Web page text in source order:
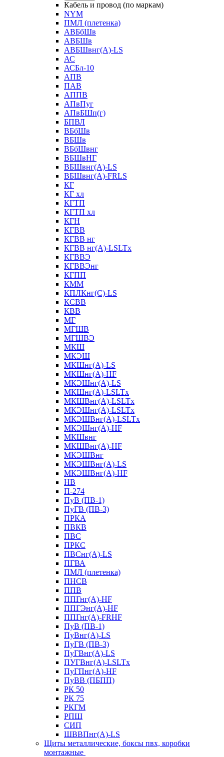
Кабель и провод (по маркам)
NYM
ПМЛ (плетенка)
АВБбШв
АВБШв
АВБШвнг(А)-LS
АС
АСБл-10
АПВ
ПАВ
АППВ
АПвПуг
АПвБШп(г)
БПВЛ
ВБбШв
ВБШв
ВБбШвнг
ВБШвНГ
ВБШвнг(А)-LS
ВБШвнг(А)-FRLS
КГ
КГ хл
КГТП
КГТП хл
КГН
КГВВ
КГВВ нг
КГВВ нг(А)-LSLTx
КГВВЭ
КГВВЭнг
КГПП
КММ
КПЛКнг(C)-LS
КСВВ
КВВ
МГ
МГШВ
МГШВЭ
МКШ
МКЭШ
МКШнг(А)-LS
МКШнг(А)-HF
МКЭШнг(А)-LS
МКШнг(А)-LSLTx
МКШВнг(A)-LSLTx
МКЭШнг(А)-LSLTx
МКЭШВнг(A)-LSLTx
МКЭШнг(А)-HF
МКШвнг
МКШВнг(А)-HF
МКЭШВнг
МКЭШВнг(А)-LS
МКЭШВнг(А)-HF
НВ
П-274
ПуВ (ПВ-1)
ПуГВ (ПВ-3)
ПРКА
ПВКВ
ПВС
ПРКС
ПВСнг(А)-LS
ПГВА
ПМЛ (плетенка)
ПНСВ
ППВ
ППГнг(А)-HF
ППГЭнг(А)-HF
ППГнг(А)-FRHF
ПуВ (ПВ-1)
ПуВнг(А)-LS
ПуГВ (ПВ-3)
ПуГВнг(А)-LS
ПУГВнг(А)-LSLTx
ПуГПнг(А)-HF
ПуВВ (ПБПП)
РК 50
РК 75
РКГМ
РПШ
СИП
ШВВПнг(А)-LS
Щиты металлические, боксы пвх, коробки
монтажные